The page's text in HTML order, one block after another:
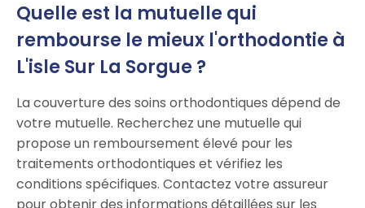
Quelle est la mutuelle qui
rembourse le mieux l'orthodontie à
L'isle Sur La Sorgue ?
La couverture des soins orthodontiques dépend de
votre mutuelle. Recherchez une mutuelle qui
propose un remboursement élevé pour les
traitements orthodontiques et vérifiez les
conditions spécifiques. Contactez votre assureur